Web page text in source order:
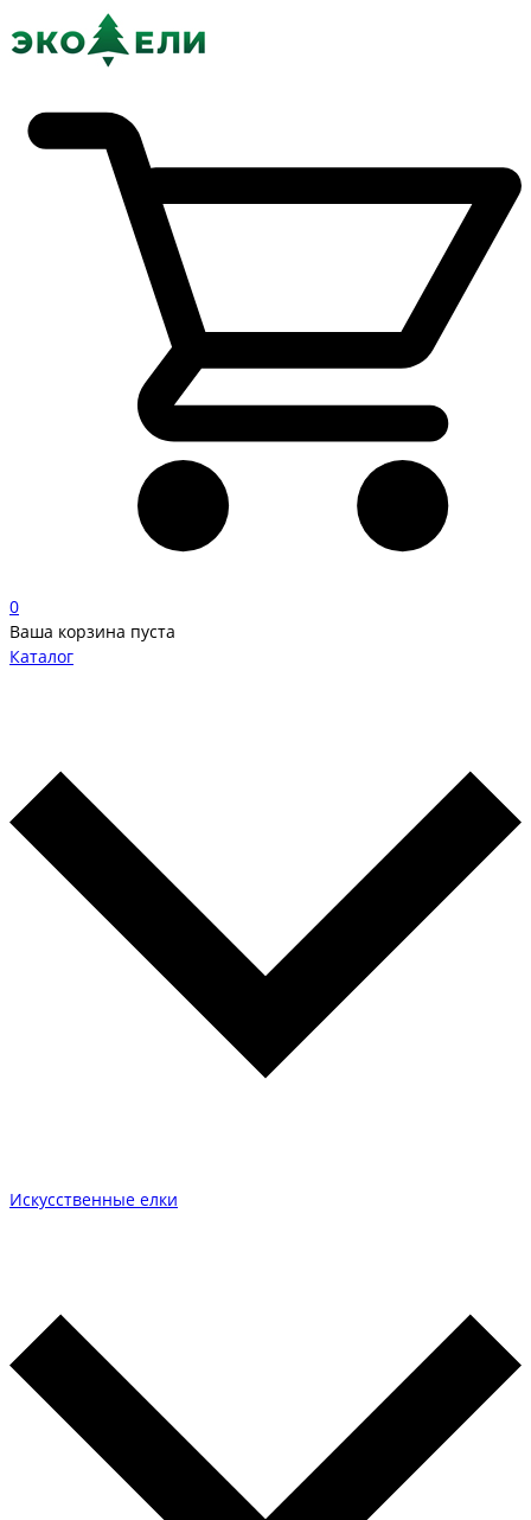
0
Ваша корзина пуста
Каталог
Искусственные елки